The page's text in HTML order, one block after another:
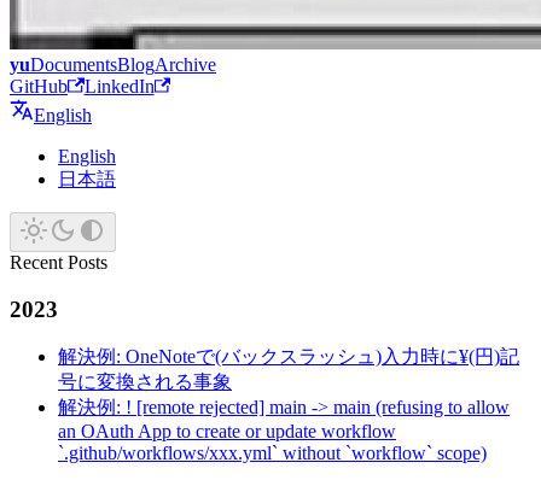
yuDocumentsBlogArchive
GitHub
LinkedIn
English
English
日本語
Recent Posts
2023
解決例: OneNoteで(バックスラッシュ)入力時に¥(円)記
号に変換される事象
解決例: ! [remote rejected] main -> main (refusing to allow
an OAuth App to create or update workflow
`.github/workflows/xxx.yml` without `workflow` scope)